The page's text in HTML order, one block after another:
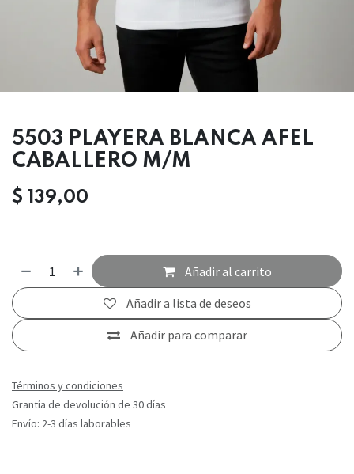
5503 PLAYERA BLANCA AFEL
CABALLERO M/M
$ 139,00
Añadir al carrito
Añadir para comparar
Añadir a lista de deseos
Términos y condiciones
Grantía de devolución de 30 días
Envío: 2-3 días laborables